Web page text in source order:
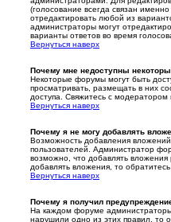
(голосование всегда связан
отредактировать любой из
администраторы могут
варианты ответов во время
Вернуться наверх
Почему мне недоступны
Некоторые форумы могут быть
просматривать, размещать в них
доступа. Свяжитесь с
Вернуться наверх
Почему я не могу добавлять
Возможность добавления
пользователей. Администратор
возможно, что добавлять
добавлять вложения, то
Вернуться наверх
Почему я получил
На каждом форуме
нарушили одно из этих правил, то